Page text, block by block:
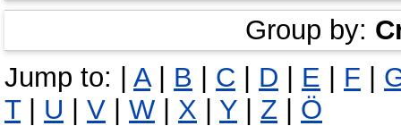
Group by:
Jump to: | A| B | C | D | E | F |
T| U | V | W | X | Y | Z | Ö